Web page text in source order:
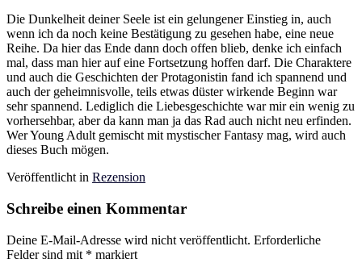
Die Dunkelheit deiner Seele ist ein gelungener Einstieg in, auch
wenn ich da noch keine Bestätigung zu gesehen habe, eine neue
Reihe. Da hier das Ende dann doch offen blieb, denke ich einfach
mal, dass man hier auf eine Fortsetzung hoffen darf. Die Charaktere
und auch die Geschichten der Protagonistin fand ich spannend und
auch der geheimnisvolle, teils etwas düster wirkende Beginn war
sehr spannend. Lediglich die Liebesgeschichte war mir ein wenig zu
vorhersehbar, aber da kann man ja das Rad auch nicht neu erfinden.
Wer Young Adult gemischt mit mystischer Fantasy mag, wird auch
dieses Buch mögen.
Veröffentlicht in Rezension
Schreibe einen Kommentar
Deine E-Mail-Adresse wird nicht veröffentlicht. Erforderliche
Felder sind mit * markiert